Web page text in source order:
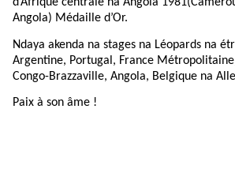
d’Afrique centrale na Angola
Angola) Médaille d’Or.
Ndaya akenda na stages na Léopards na
Argentine, Portugal, France
Congo-Brazzaville, Angola, Belgique na
Paix à son âme !